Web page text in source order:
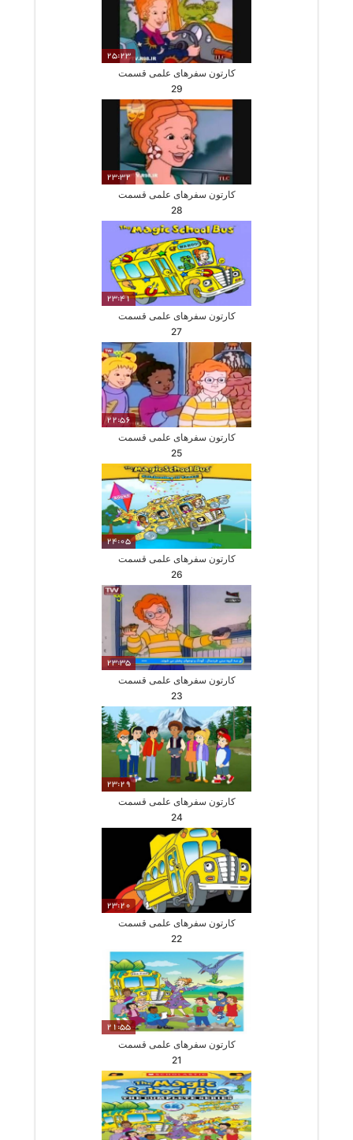
25:23
کارتون سفرهای علمی قسمت
29
23:32
کارتون سفرهای علمی قسمت
28
23:41
کارتون سفرهای علمی قسمت
27
22:56
کارتون سفرهای علمی قسمت
25
24:05
کارتون سفرهای علمی قسمت
26
23:35
کارتون سفرهای علمی قسمت
23
23:29
کارتون سفرهای علمی قسمت
24
23:20
کارتون سفرهای علمی قسمت
22
21:55
کارتون سفرهای علمی قسمت
21